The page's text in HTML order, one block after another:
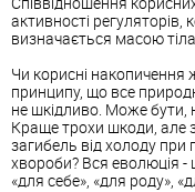
активності
визначається масою
Чи корисні
принципу, що все
не шкідливо. Може бути,
Краще трохи шкоди, але
загибель від холоду
хвороби? Вся еволюція -
«для себе», «для роду»,